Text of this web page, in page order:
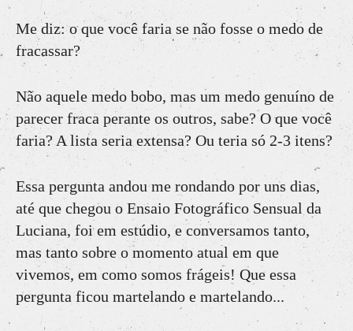
Me diz: o que você faria se não fosse o medo de
fracassar?
Não aquele medo bobo, mas um medo genuíno de
parecer fraca perante os outros, sabe? O que você
faria? A lista seria extensa? Ou teria só 2-3 itens?
Essa pergunta andou me rondando por uns dias,
até que chegou o Ensaio Fotográfico Sensual da
Luciana, foi em estúdio, e conversamos tanto,
mas tanto sobre o momento atual em que
vivemos, em como somos frágeis! Que essa
pergunta ficou martelando e martelando...